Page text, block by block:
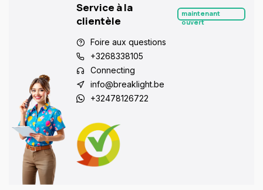
Service à la
clientèle
maintenant
ouvert
Foire aux questions
+3268338105
Connecting
info@breaklight.be
+32478126722